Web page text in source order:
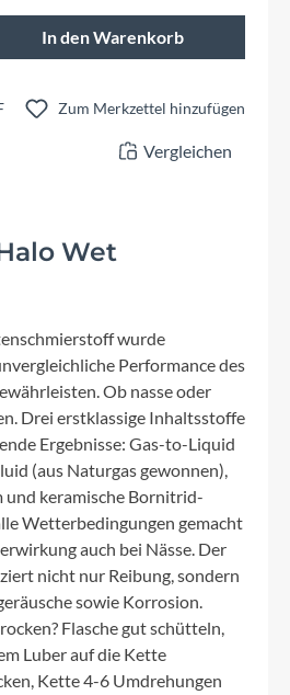
Gib den gewünschten
In den Warenkorb
Zum Merkzettel hinzufügen
Vergleichen
Wet
wurde
Performance des
Ob nasse oder
Drei erstklassige Inhaltsstoffe
Ergebnisse: Gas-to-Liquid
(aus Naturgas gewonnen),
und keramische Bornitrid-
Wetterbedingungen gemacht
auch bei Nässe. Der
nicht nur Reibung, sondern
sowie Korrosion.
Flasche gut schütteln,
Luber auf die Kette
Kette 4-6 Umdrehungen